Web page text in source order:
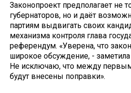
Законопроект предполагает не
губернаторов, но и даёт
партиям выдвигать своих
механизма контроля глава
референдум. «Уверена, что
широкое обсуждение, -
Не исключаю, что между
будут внесены поправки».